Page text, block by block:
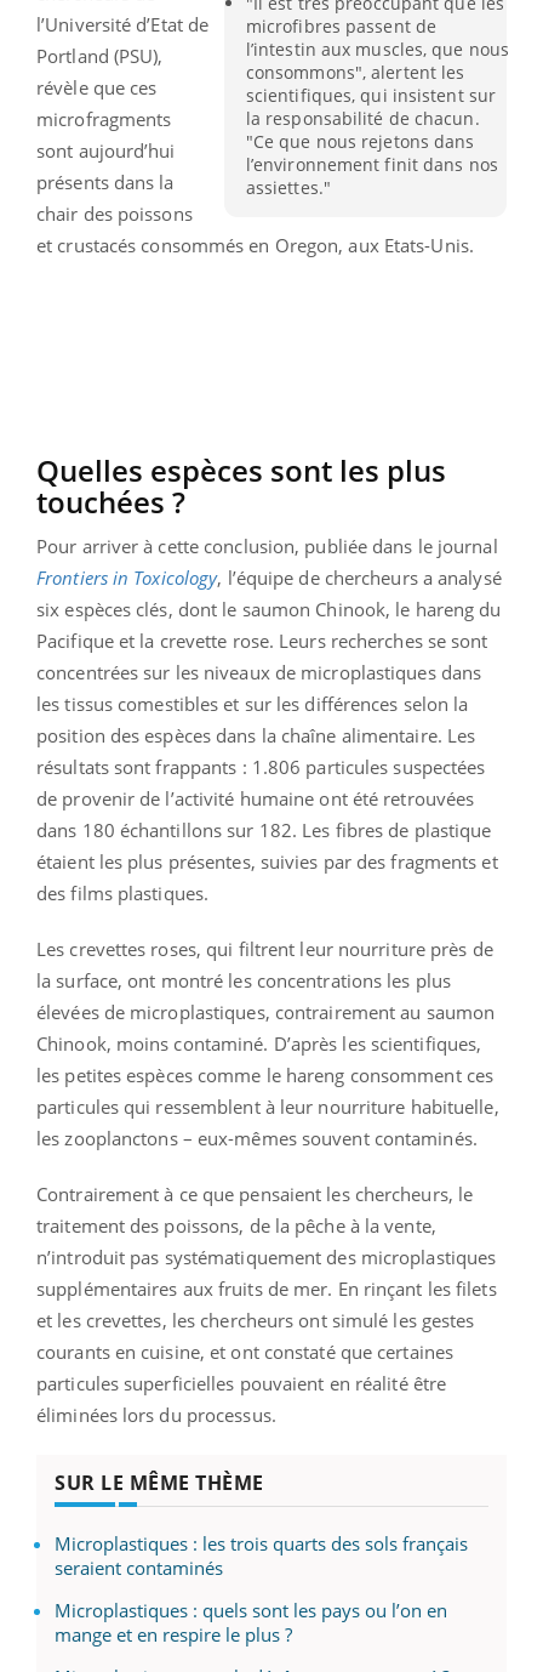
microfibres passent de
l’intestin aux muscles, que nous
consommons", alertent les
scientifiques, qui insistent sur
la responsabilité de chacun.
"Ce que nous rejetons dans
l’environnement finit dans nos
assiettes."
l’Université d’Etat de
Portland (PSU),
révèle que ces
microfragments
sont aujourd’hui
présents dans la
chair des poissons
et crustacés consommés en Oregon, aux Etats-Unis.
Quelles espèces sont les plus
touchées ?
Pour arriver à cette conclusion, publiée dans le journal
Frontiers in Toxicology, l’équipe de chercheurs a analysé
six espèces clés, dont le saumon Chinook, le hareng du
Pacifique et la crevette rose. Leurs recherches se sont
concentrées sur les niveaux de microplastiques dans
les tissus comestibles et sur les différences selon la
position des espèces dans la chaîne alimentaire. Les
résultats sont frappants : 1.806 particules suspectées
de provenir de l’activité humaine ont été retrouvées
dans 180 échantillons sur 182. Les fibres de plastique
étaient les plus présentes, suivies par des fragments et
des films plastiques.
Les crevettes roses, qui filtrent leur nourriture près de
la surface, ont montré les concentrations les plus
élevées de microplastiques, contrairement au saumon
Chinook, moins contaminé. D’après les scientifiques,
les petites espèces comme le hareng consomment ces
particules qui ressemblent à leur nourriture habituelle,
les zooplanctons – eux-mêmes souvent contaminés.
Contrairement à ce que pensaient les chercheurs, le
traitement des poissons, de la pêche à la vente,
n’introduit pas systématiquement des microplastiques
supplémentaires aux fruits de mer. En rinçant les filets
et les crevettes, les chercheurs ont simulé les gestes
courants en cuisine, et ont constaté que certaines
particules superficielles pouvaient en réalité être
éliminées lors du processus.
SUR LE MÊME THÈME
Microplastiques : les trois quarts des sols français
seraient contaminés
Microplastiques : quels sont les pays ou l’on en
mange et en respire le plus ?